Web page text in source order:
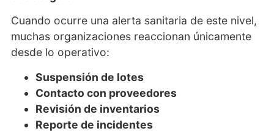
Cuando ocurre una alerta sanitaria de este nivel,
muchas organizaciones reaccionan únicamente
desde lo operativo:
Suspensión de lotes
Contacto con proveedores
Revisión de inventarios
Reporte de incidentes